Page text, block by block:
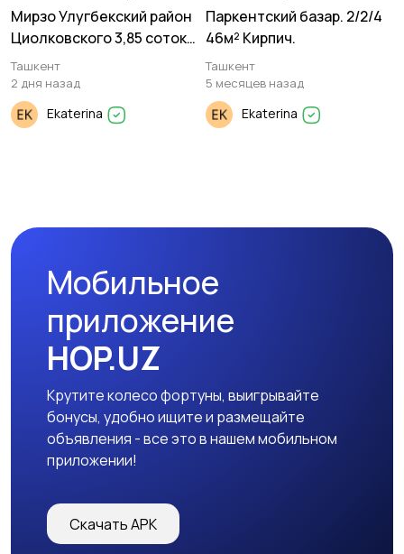
Мирзо Улугбекский район
Циолковского 3,85 соток.
дом 2 уровня
Ташкент
2 дня назад
Ekaterina
Паркентский базар. 2/2/4
46м² Кирпич.
Ташкент
5 месяцев назад
Ekaterina
Мобильное
приложение
HOP.UZ
Крутите колесо фортуны, выигрывайте
бонусы, удобно ищите и размещайте
объявления - все это в нашем мобильном
приложении!
Скачать APK